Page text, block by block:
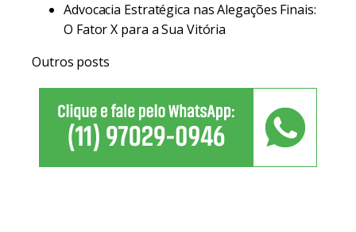
Advocacia Estratégica nas Alegações Finais:
O Fator X para a Sua Vitória
Outros posts